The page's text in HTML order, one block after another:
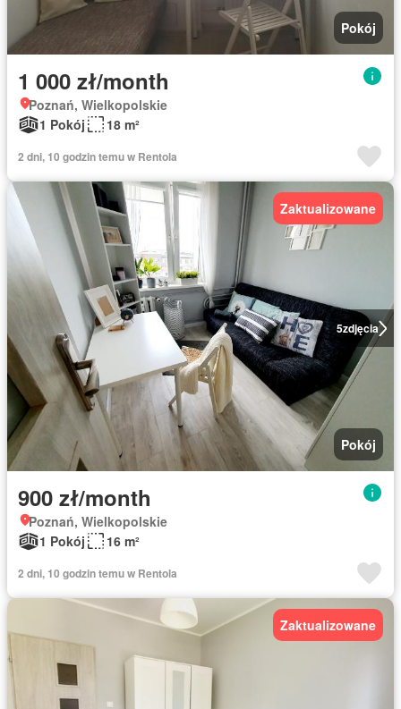
Pokój
1 000 zł/month
Poznań, Wielkopolskie
1 Pokój
18 m²
2 dni, 10 godzin temu w Rentola
5zdjęcia
Zaktualizowane
Pokój
900 zł/month
Poznań, Wielkopolskie
1 Pokój
16 m²
2 dni, 10 godzin temu w Rentola
Zaktualizowane